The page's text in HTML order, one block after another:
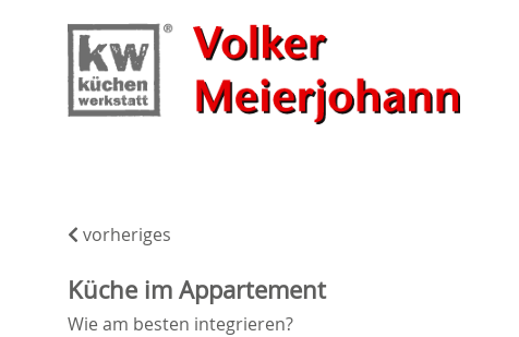
vorheriges
Küche im Appartement
Wie am besten integrieren?